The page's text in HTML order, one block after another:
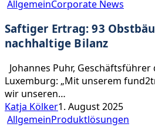
AllgemeinCorporate News
93
eine
Saftiger Ertrag: 93
nachhaltige Bilanz
Johannes Puhr,
Luxemburg: „Mit unserem
wir unseren…
Katja Kölker1. August 2025
AllgemeinProduktlösungen